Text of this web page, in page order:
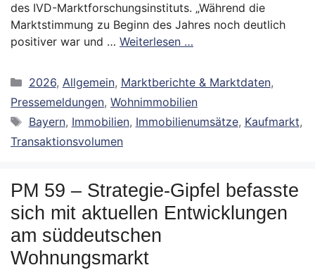
des IVD-Marktforschungsinstituts. „Während die
Marktstimmung zu Beginn des Jahres noch deutlich
positiver war und … Weiterlesen …
Kategorien
2026, Allgemein, Marktberichte & Marktdaten,
Pressemeldungen, Wohnimmobilien
Schlagwörter
Bayern, Immobilien, Immobilienumsätze, Kaufmarkt,
Transaktionsvolumen
PM 59 – Strategie-Gipfel befasste
sich mit aktuellen Entwicklungen
am süddeutschen
Wohnungsmarkt